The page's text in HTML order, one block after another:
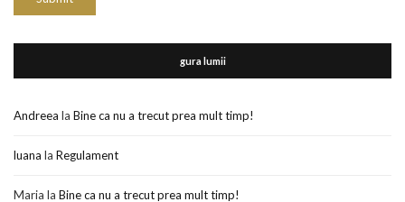
gura lumii
Andreea la Bine ca nu a trecut prea mult timp!
luana la Regulament
Maria la Bine ca nu a trecut prea mult timp!